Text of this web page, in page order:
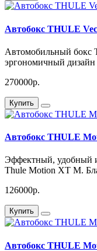
Автобокс THULE
Автомобильный бокс
эргономичный
270000р.
Купить
Автобокс THULE
Эффектный, удобный
Thule Motion XT M.
126000р.
Купить
Автобокс THULE